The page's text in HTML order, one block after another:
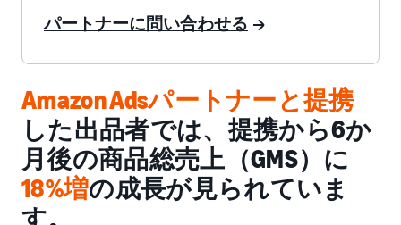
パートナーに問い合わせる
Amazon Adsパートナーと提携
した出品者では、提携から6か
月後の商品総売上（GMS）に
18%増の成長が見られていま
す。